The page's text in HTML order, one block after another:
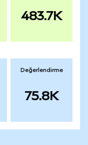
483.7K
Değerlendirme
75.8K